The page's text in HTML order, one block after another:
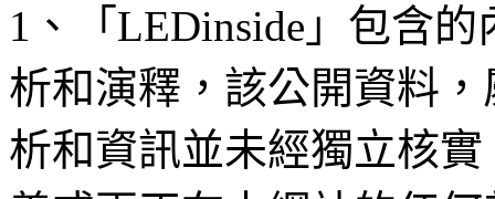
1、「LEDinside」包含
析和演釋，該公開資料
析和資訊並未經獨立核